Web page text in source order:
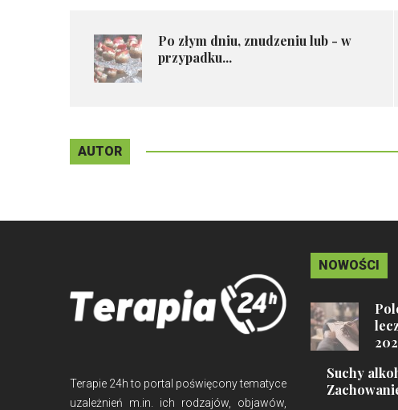
Po złym dniu, znudzeniu lub - w
przypadku...
AUTOR
Terapie 24h to portal poświęcony tematyce
uzależnień m.in. ich rodzajów, objawów,
NOWOŚCI
Suchy